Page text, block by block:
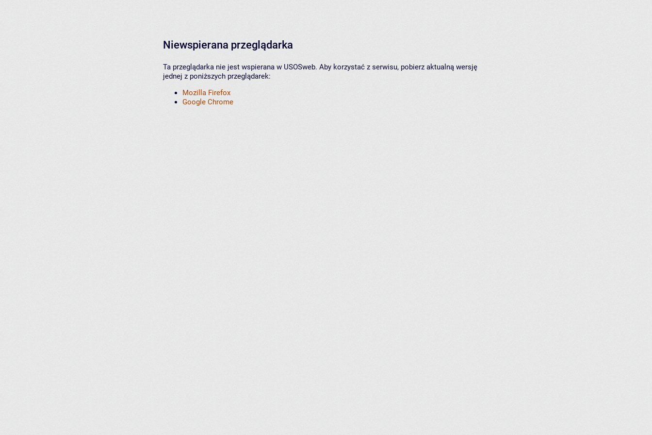
Niewspierana przeglądarka
Ta przeglądarka nie jest wspierana w USOSweb. Aby korzystać z serwisu, pobierz aktualną wersję
jednej z poniższych przeglądarek:
Mozilla Firefox
Google Chrome